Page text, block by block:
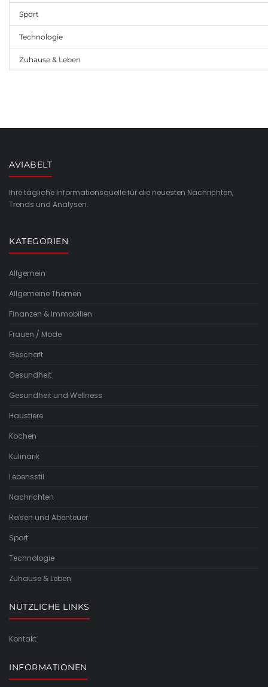
Sport
Technologie
Zuhause & Leben
AVIABELT
Ihre tägliche Informationsquelle für die neuesten Nachrichten,
Trends und Analysen.
KATEGORIEN
Allgemein
Allgemeine Themen
Finanzen & Immobilien
Frauen / Mode
Geschäft
Gesundheit
Gesundheit und Wellness
Haustiere
Kochen
Kulinarik
Lebensstil
Nachrichten
Reisen und Abenteuer
Sport
Technologie
Zuhause & Leben
NÜTZLICHE LINKS
Kontakt
INFORMATIONEN